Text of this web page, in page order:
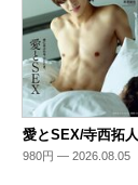
愛とSEX/寺西拓人
980円 — 2026.08.05